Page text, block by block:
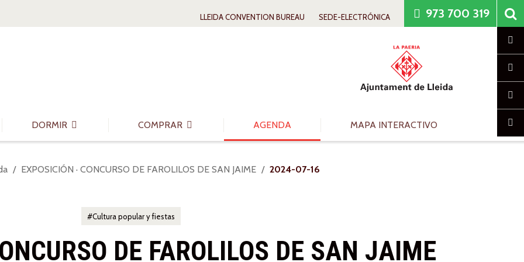
LLEIDA CONVENTION BUREAU SEDE-ELECTRÓNICA 973 700 319
DORMIR COMPRAR AGENDA MAPA INTERACTIVO
EXPOSICIÓN · CONCURSO DE FAROLILOS DE SAN JAIME 2024-07-16
Cultura popular y fiestas
DE FAROLILOS DE SAN JAIME